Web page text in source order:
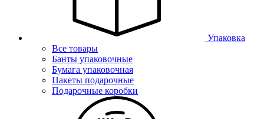
Упаковка
Все товары
Банты упаковочные
Бумага упаковочная
Пакеты подарочные
Подарочные коробки